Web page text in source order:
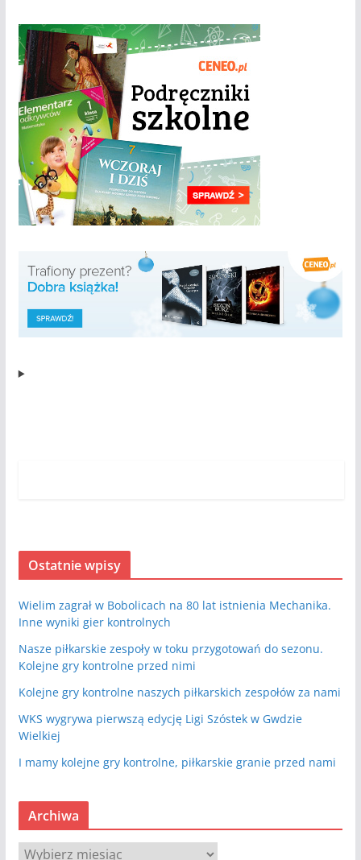
Ostatnie wpisy
Wielim zagrał w Bobolicach na 80 lat istnienia Mechanika.
Inne wyniki gier kontrolnych
Nasze piłkarskie zespoły w toku przygotowań do sezonu.
Kolejne gry kontrolne przed nimi
Kolejne gry kontrolne naszych piłkarskich zespołów za nami
WKS wygrywa pierwszą edycję Ligi Szóstek w Gwdzie
Wielkiej
I mamy kolejne gry kontrolne, piłkarskie granie przed nami
Archiwa
A